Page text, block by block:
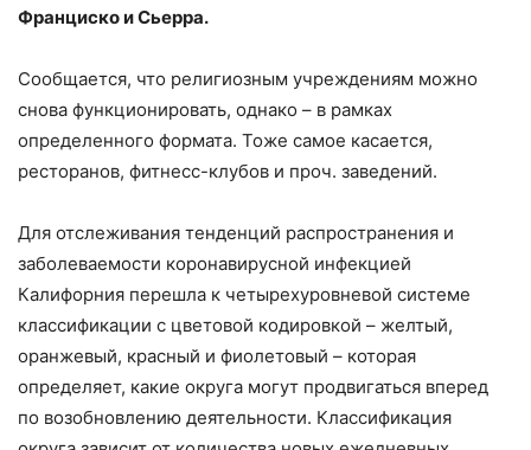
Франциско и Сьерра.
Сообщается, что религиозным учреждениям можно
снова функционировать, однако – в рамках
определенного формата. Тоже самое касается,
ресторанов, фитнесс-клубов и проч. заведений.
Для отслеживания тенденций распространения и
заболеваемости коронавирусной инфекцией
Калифорния перешла к четырехуровневой системе
классификации с цветовой кодировкой – желтый,
оранжевый, красный и фиолетовый – которая
определяет, какие округа могут продвигаться вперед
по возобновлению деятельности. Классификация